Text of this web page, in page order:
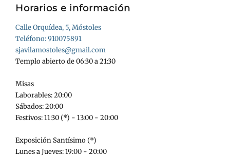
Horarios e información
Calle Orquídea, 5, Móstoles
Teléfono: 910075891
sjavilamostoles@gmail.com
Templo abierto de 06:30 a 21:30
Misas
Laborables: 20:00
Sábados: 20:00
Festivos: 11:30 (*) - 13:00 - 20:00
Exposición Santísimo (*)
Lunes a Jueves: 19:00 - 20:00